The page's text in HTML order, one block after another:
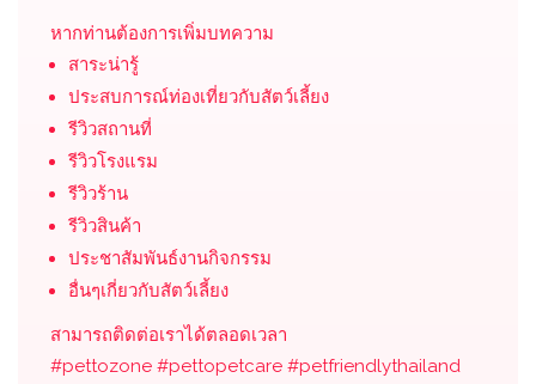
หากท่านต้องการเพิ่มบทความ
สาระน่ารู้
ประสบการณ์ท่องเที่ยวกับสัตว์เลี้ยง
รีวิวสถานที่
รีวิวโรงแรม
รีวิวร้าน
รีวิวสินค้า
ประชาสัมพันธ์งานกิจกรรม
อื่นๆเกี่ยวกับสัตว์เลี้ยง
สามารถติดต่อเราได้ตลอดเวลา
#pettozone #pettopetcare #petfriendlythailand